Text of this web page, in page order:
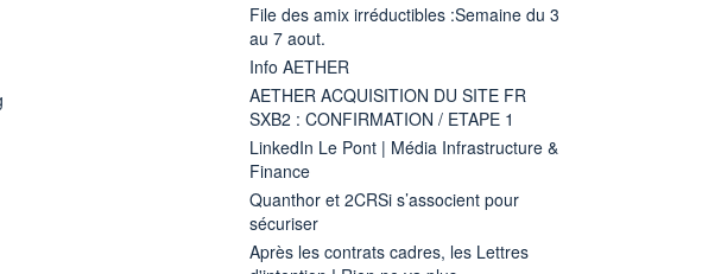
File des amix irréductibles :Semaine du 3
au 7 aout.
Info AETHER
AETHER ACQUISITION DU SITE FR
SXB2 : CONFIRMATION / ETAPE 1
LinkedIn Le Pont | Média Infrastructure &
Finance
Quanthor et 2CRSi s’associent pour
sécuriser
Après les contrats cadres, les Lettres